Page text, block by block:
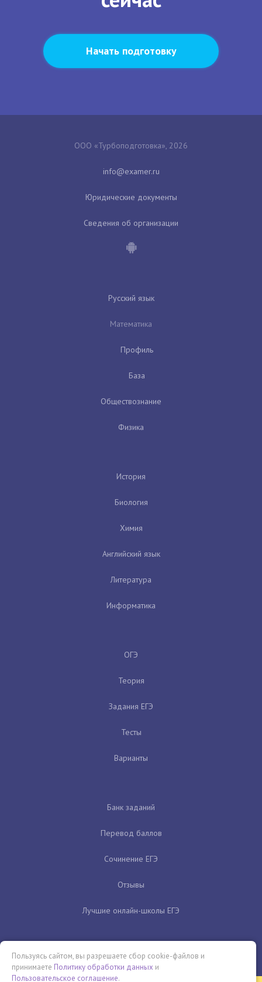
Начать подготовку
ООО «Турбоподготовка», 2026
Юридические документы
Сведения об организации
Русский язык
Математика
Профиль
База
Обществознание
Физика
История
Биология
Химия
Английский язык
Литература
Информатика
ОГЭ
Теория
Задания ЕГЭ
Тесты
Варианты
Банк заданий
Перевод баллов
Сочинение ЕГЭ
Отзывы
Лучшие онлайн-школы ЕГЭ
Пользуясь сайтом, вы разрешаете сбор cookie-файлов и
принимаете Политику обработки данных и
Пользовательское соглашение.